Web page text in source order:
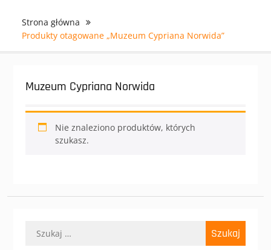
Strona główna
Produkty otagowane „Muzeum Cypriana Norwida”
Muzeum Cypriana Norwida
Nie znaleziono produktów, których
szukasz.